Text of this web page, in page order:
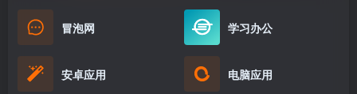
冒泡网 学习办公
安卓应用 电脑应用